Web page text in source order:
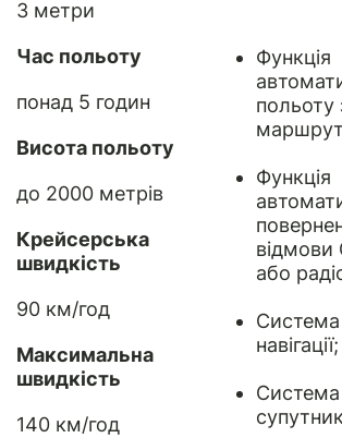
3 метри
Час польоту
понад 5 годин
Висота польоту
до 2000 метрів
Крейсерська
швидкість
90 км/год
Максимальна
швидкість
140 км/год
Функція
польоту
Функція
відмови
або
Система
навігації;
Система